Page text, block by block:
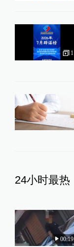
1
24小时最热
00:19